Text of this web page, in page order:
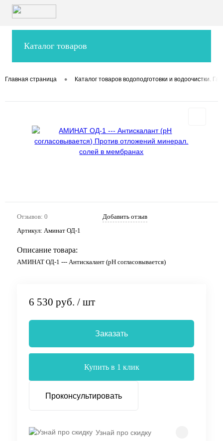
Каталог товаров
Главная страница • Каталог товаров водоподготовки и водоочистки.
Отзывов: 0
Добавить отзыв
Артикул: Аминат ОД-1
Описание товара:
АМИНАТ ОД-1 --- Антискалант (pH согласовывается)
6 530 руб. / шт
Заказать
Купить в 1 клик
Проконсультировать
Узнай про скидку